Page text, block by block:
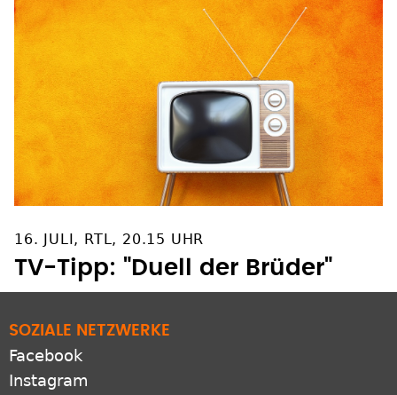
16. JULI, RTL, 20.15 UHR
TV-Tipp: "Duell der Brüder"
SOZIALE NETZWERKE
Facebook
Instagram